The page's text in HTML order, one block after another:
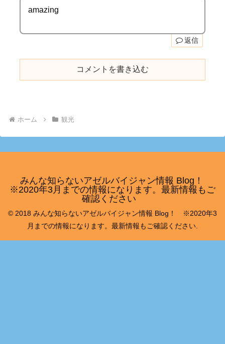
amazing
返信
コメントを書き込む
ホーム 観光
みんな知らないアゼルバイジャン情報 Blog！
※2020年3月までの情報になります。最新情報もご
確認ください
© 2018 みんな知らないアゼルバイジャン情報 Blog！ ※2020年3
月までの情報になります。最新情報もご確認ください.